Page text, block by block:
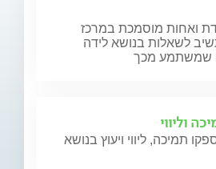
ואחות מוסמכת במרכז
לשאלות בנושא לידה
שמשתמע מכך
וליווי
תמיכה, ליווי ויעוץ בנושא